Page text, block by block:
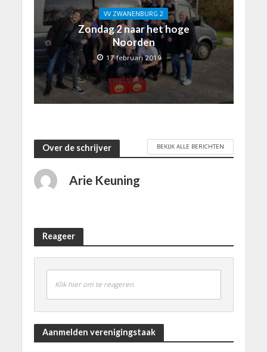
VV ZWANENBURG 2
Zondag 2 naar het hoge
Noorden
17 februari 2019
Over de schrijver BEKIJK ALLE BERICHTEN
Arie Keuning
Reageer
Klik hier om te reageren
Aanmelden verenigingstaak